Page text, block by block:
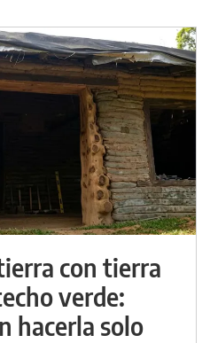
con tierra
verde:
hacerla solo